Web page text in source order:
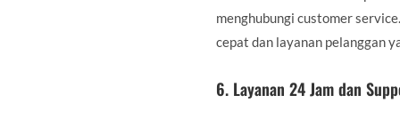
menghubungi customer
cepat dan layanan pelanggan
6. Layanan 24 Jam dan